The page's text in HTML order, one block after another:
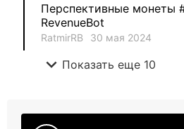
Перспективные монеты
RevenueBot
RatmirRB 30 мая 2024
expand_more Показать еще 10